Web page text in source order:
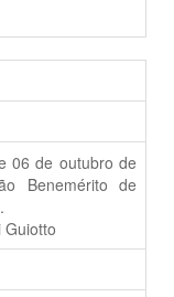
06 de outubro de
Benemérito de
Guiotto